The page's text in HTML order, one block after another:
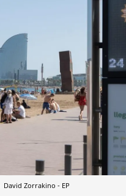
David Zorrakino - EP